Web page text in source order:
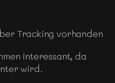
Tracking vorhanden
interessant, da
wird.